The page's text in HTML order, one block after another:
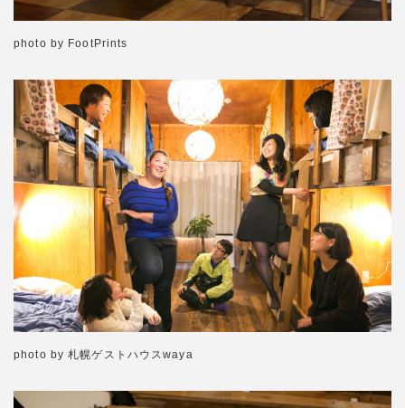
photo by FootPrints
photo by 札幌ゲストハウスwaya